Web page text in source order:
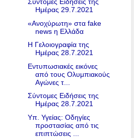
Σύντομες Ειδήσεις της
Ημέρας 29.7.2021
«Ανοχύρωτη» στα fake
news η Ελλάδα
Η Γελοιογραφία της
Ημέρας 28.7.2021
Εντυπωσιακές εικόνες
από τους Ολυμπιακούς
Αγώνες τ...
Σύντομες Ειδήσεις της
Ημέρας 28.7.2021
Υπ. Υγείας: Οδηγίες
προστασίας από τις
επιπτώσεις ...